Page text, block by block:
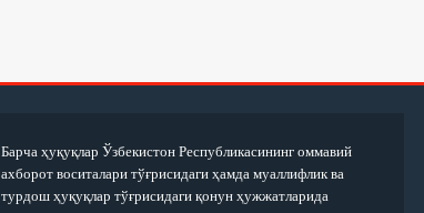
Барча ҳуқуқлар Ўзбекистон Республикасининг оммавий
ахборот воситалари тўғрисидаги ҳамда муаллифлик ва
турдош ҳуқуқлар тўғрисидаги қонун ҳужжатларида